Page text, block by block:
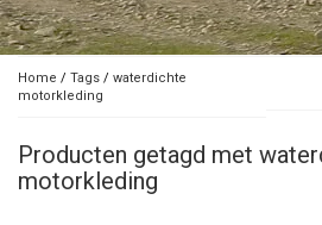
Home / Tags / waterdichte
motorkleding
Producten getagd met
motorkleding